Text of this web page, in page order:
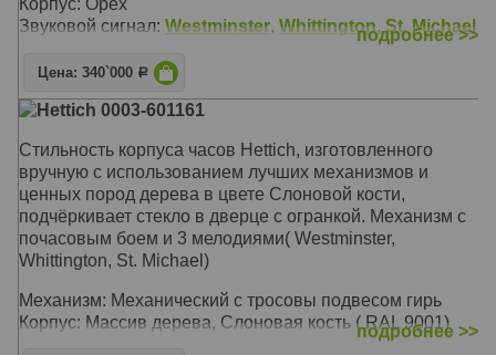
Корпус: Орех
Звуковой сигнал: Westminster, Whittington, St. Michael
Размер: 208 х 65 х 37 см
подробнее >>
Цена: 340`000 Р
Hettich 0003-601161
Стильность корпуса часов Hettich, изготовленного
вручную с использованием лучших механизмов и
ценных пород дерева в цвете Слоновой кости,
подчёркивает стекло в дверце с огранкой. Механизм с
почасовым боем и 3 мелодиями( Westminster,
Whittington, St. Michael)
Механизм: Механический с тросовы подвесом гирь
Корпус: Массив дерева, Слоновая кость ( RAL 9001)
, St. Michael
подробнее >>